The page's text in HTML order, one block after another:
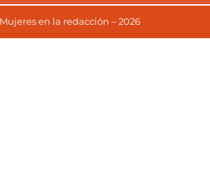
en la redacción – 2026